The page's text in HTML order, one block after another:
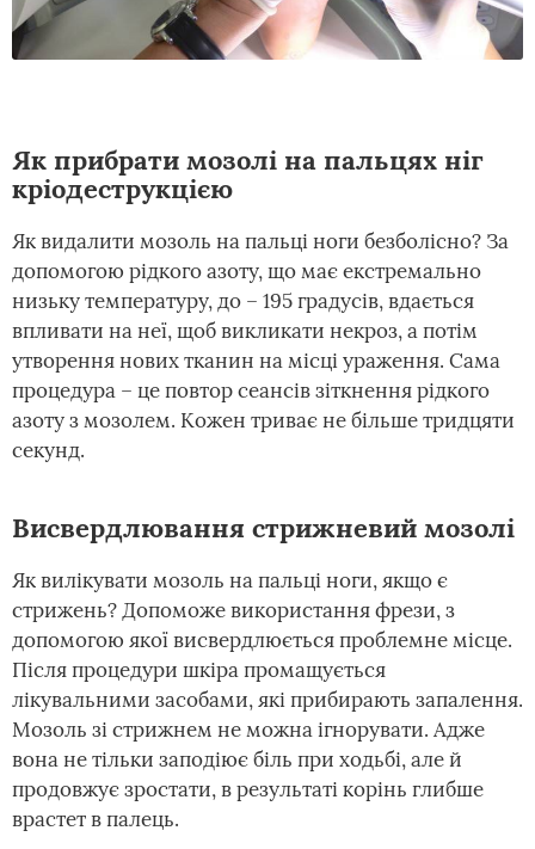
Як прибрати мозолі на пальцях ніг
кріодеструкцією
Як видалити мозоль на пальці ноги безболісно? За
допомогою рідкого азоту, що має екстремально
низьку температуру, до – 195 градусів, вдається
впливати на неї, щоб викликати некроз, а потім
утворення нових тканин на місці ураження. Сама
процедура – це повтор сеансів зіткнення рідкого
азоту з мозолем. Кожен триває не більше тридцяти
секунд.
Висвердлювання стрижневий мозолі
Як вилікувати мозоль на пальці ноги, якщо є
стрижень? Допоможе використання фрези, з
допомогою якої висвердлюється проблемне місце.
Після процедури шкіра промащується
лікувальними засобами, які прибирають запалення.
Мозоль зі стрижнем не можна ігнорувати. Адже
вона не тільки заподіює біль при ходьбі, але й
продовжує зростати, в результаті корінь глибше
врастет в палець.